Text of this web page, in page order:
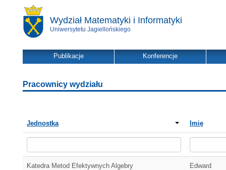
Wydział Matematyki i Informatyki
Uniwersytetu Jagiellońskiego
Publikacje Konferencje
Pracownicy wydziału
Jednostka Imię
Katedra Metod Efektywnych Algebry Edward